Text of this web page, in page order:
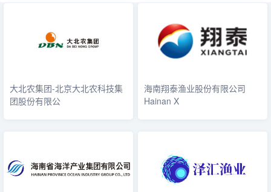
大北农集团-北京大北农科技集
团股份有限公
海南翔泰渔业股份有限公司
Hainan X